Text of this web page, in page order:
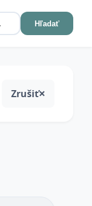
Hľadať
Zrušiť